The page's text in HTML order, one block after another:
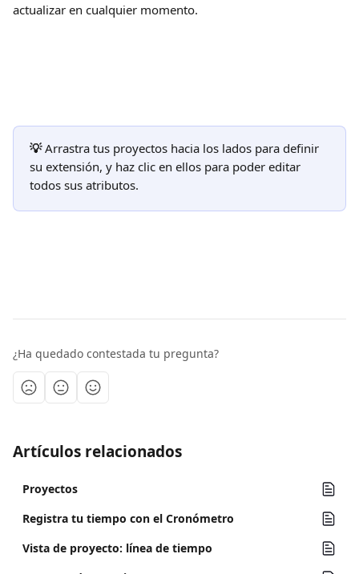
actualizar en cualquier momento.
💡 Arrastra tus proyectos hacia los lados para definir
su extensión, y haz clic en ellos para poder editar
todos sus atributos.
¿Ha quedado contestada tu pregunta?
Artículos relacionados
Proyectos
Registra tu tiempo con el Cronómetro
Vista de proyecto: línea de tiempo